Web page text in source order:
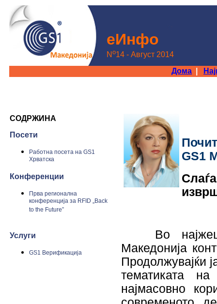
еИнфo
N o14 - Август 2014
Дома
СОДРЖИНА
Посети
Работна посета на GS1
Хрватска
Конференции
Прва регионална
конференција за RFID „Back
to the Future”
Услуги
GS1 Верификација
GS1
Во
Македонија
Продолжувајќи
тематиката на
најмасовно